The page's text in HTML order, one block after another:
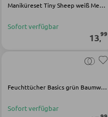
Vitrinenschränke
TV-MÖBEL
TV-Elemente
Maniküreset Tiny Sheep weiß Metall Kunststoff
Sofort verfügbar
13,99
Feuchttücher Basics grün Baumwolle
Sofort verfügbar